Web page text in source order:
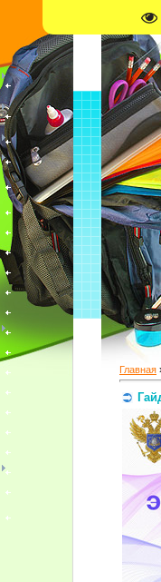
Главная